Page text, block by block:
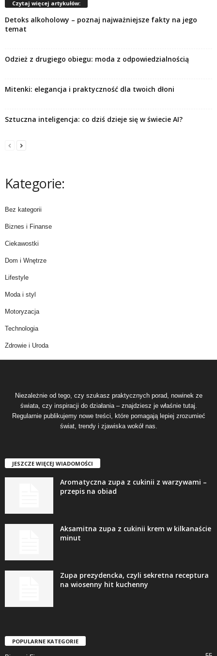
Czytaj więcej artykułów:
Detoks alkoholowy – poznaj najważniejsze fakty na jego
temat
Odzież z drugiego obiegu: moda z odpowiedzialnością
Mitenki: elegancja i praktyczność dla twoich dłoni
Sztuczna inteligencja: co dziś dzieje się w świecie AI?
Kategorie:
Bez kategorii
Biznes i Finanse
Ciekawostki
Dom i Wnętrze
Lifestyle
Moda i styl
Motoryzacja
Technologia
Zdrowie i Uroda
Niezależnie od tego, czy szukasz praktycznych porad, nowinek ze
świata, czy inspiracji do działania – znajdziesz je właśnie tutaj.
Regularnie publikujemy nowe treści, które pomagają lepiej zrozumieć
świat, trendy i zjawiska wokół nas.
JESZCZE WIĘCEJ WIADOMOŚCI
Aromatyczna zupa z cukinii z warzywami –
przepis na obiad
Aksamitna zupa z cukinii krem w kilkanaście
minut
Zupa prezydencka, czyli sekretna receptura
na wiosenny hit kuchenny
POPULARNE KATEGORIE